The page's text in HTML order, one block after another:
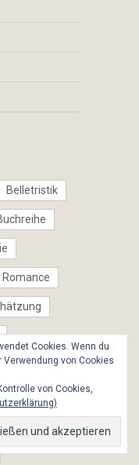
Belletristik
Cookies. Wenn du
von Cookies
von Cookies,